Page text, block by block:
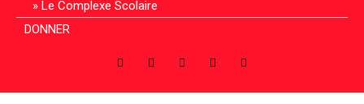
Le Complexe Scolaire
DONNER